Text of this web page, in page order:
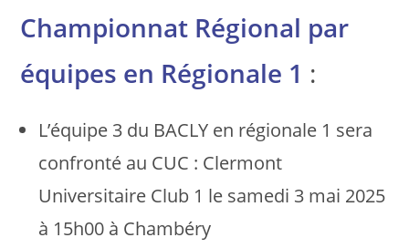
Championnat Régional par
équipes en Régionale 1 :
L’équipe 3 du BACLY en régionale 1 sera
confronté au CUC : Clermont
Universitaire Club 1 le samedi 3 mai 2025
à 15h00 à Chambéry